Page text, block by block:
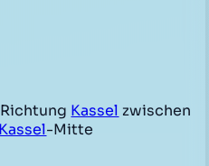
Richtung Kassel zwischen
Kassel-Mitte